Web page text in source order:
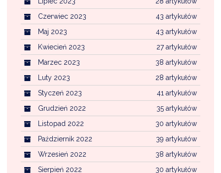
43 artykułów
Czerwiec 2023
43 artykułów
Maj 2023
27 artykułów
Kwiecień 2023
38 artykułów
Marzec 2023
28 artykułów
Luty 2023
41 artykułów
Styczeń 2023
35 artykułów
Grudzień 2022
30 artykułów
Listopad 2022
39 artykułów
Październik 2022
38 artykułów
Wrzesień 2022
30 artykułów
Sierpień 2022